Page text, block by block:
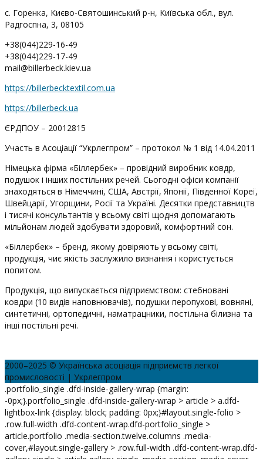
с. Горенка, Києво-Святошинський р-н, Київська обл., вул.
Радгоспна, 3, 08105
+38(044)229-16-49
+38(044)229-17-49
mail@billerbeck.kiev.ua
https://billerbecktextil.com.ua
https://billerbeck.ua
ЄРДПОУ – 20012815
Участь в Асоціації “Укрлегпром” – протокол № 1 від 14.04.2011
Німецька фірма «Біллербек» – провідний виробник ковдр,
подушок і інших постільних речей. Сьогодні офіси компанії
знаходяться в Німеччині, США, Австрії, Японії, Південної Кореї,
Швейцарії, Угорщини, Росії та Україні. Десятки представництв
і тисячі консультантів у всьому світі щодня допомагають
мільйонам людей здобувати здоровий, комфортний сон.
«Біллербек» – бренд, якому довіряють у всьому світі,
продукція, чиє якість заслужило визнання і користується
попитом.
Продукція, що випускається підприємством: стебновані
ковдри (10 видів наповнювачів), подушки перопухові, вовняні,
синтетичні, ортопедичні, наматрацники, постільна білизна та
інші постільні речі.
2000–2025 © Українська асоціація підприємств легкої
промисловості | Укрлегпром
.portfolio_single .dfd-inside-gallery-wrap {margin:
-0px;}.portfolio_single .dfd-inside-gallery-wrap > article > a.dfd-
lightbox-link {display: block; padding: 0px;}#layout.single-folio >
.row.full-width .dfd-content-wrap.dfd-portfolio_single >
article.portfolio .media-section.twelve.columns .media-
cover,#layout.single-gallery > .row.full-width .dfd-content-wrap.dfd-